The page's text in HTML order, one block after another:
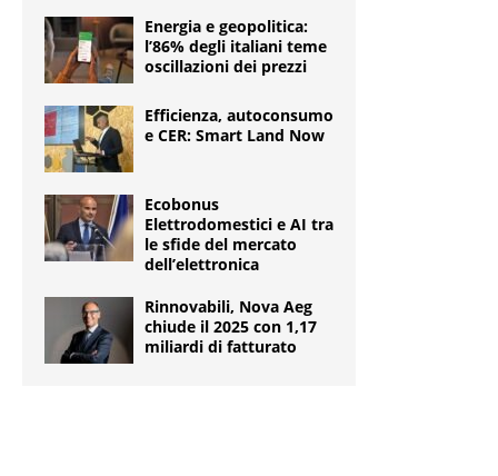
Energia e geopolitica:
l’86% degli italiani teme
oscillazioni dei prezzi
Efficienza, autoconsumo
e CER: Smart Land Now
Ecobonus
Elettrodomestici e AI tra
le sfide del mercato
dell’elettronica
Rinnovabili, Nova Aeg
chiude il 2025 con 1,17
miliardi di fatturato